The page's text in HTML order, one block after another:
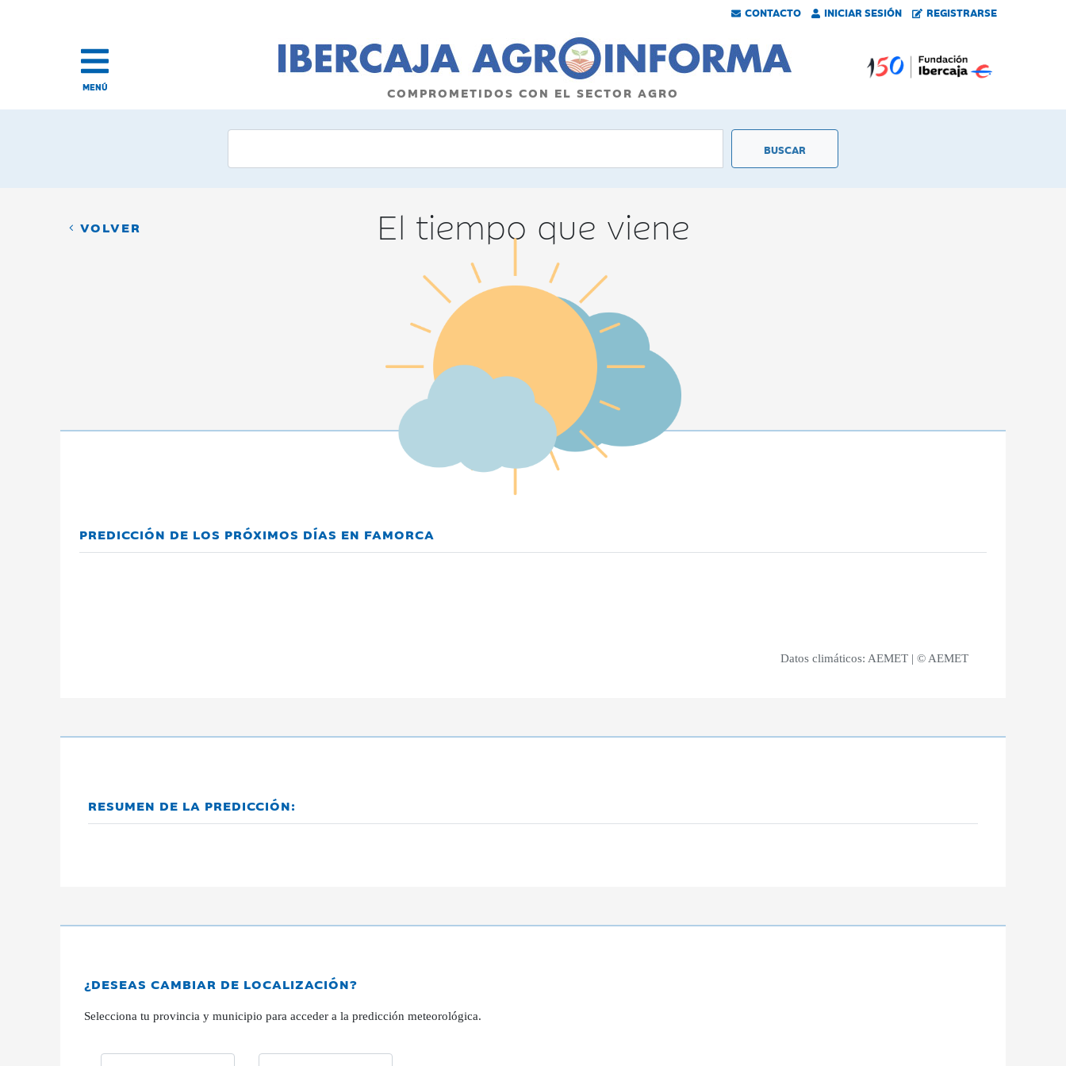
CONTACTO INICIAR SESIÓN REGISTRARSE
MENÚ COMPROMETIDOS CON EL SECTOR AGRO
VOLVER El tiempo que viene
PREDICCIÓN DE LOS PRÓXIMOS DÍAS EN FAMORCA
Datos climáticos: AEMET | © AEMET
RESUMEN DE LA PREDICCIÓN:
¿DESEAS CAMBIAR DE LOCALIZACIÓN?
Selecciona tu provincia y municipio para acceder a la predicción meteorológica.